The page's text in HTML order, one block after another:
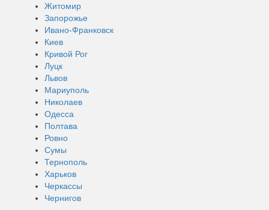
Житомир
Запорожье
Ивано-Франковск
Киев
Кривой Рог
Луцк
Львов
Мариуполь
Николаев
Одесса
Полтава
Ровно
Сумы
Тернополь
Харьков
Черкассы
Чернигов